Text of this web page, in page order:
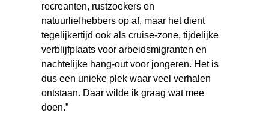
recreanten, rustzoekers en
natuurliefhebbers op af, maar het dient
tegelijkertijd ook als cruise-zone, tijdelijke
verblijfplaats voor arbeidsmigranten en
nachtelijke hang-out voor jongeren. Het is
dus een unieke plek waar veel verhalen
ontstaan. Daar wilde ik graag wat mee
doen.”